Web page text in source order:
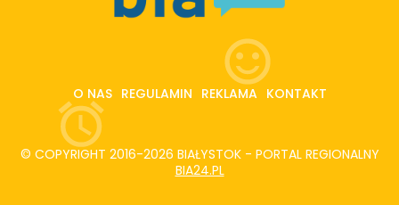
O NAS REGULAMIN REKLAMA KONTAKT
© COPYRIGHT 2016-2026 BIAŁYSTOK - PORTAL REGIONALNY
BIA24.PL